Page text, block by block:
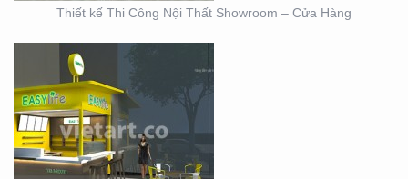
Thiết kế Thi Công Nội Thất Showroom – Cửa Hàng
MẪU THIẾT KẾ KIOSK
HOANG GIA